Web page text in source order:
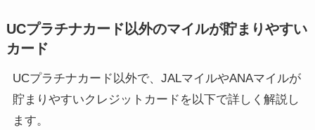
UCプラチナカード以外のマイルが貯まりやすい
カード
UCプラチナカード以外で、JALマイルやANAマイルが
貯まりやすいクレジットカードを以下で詳しく解説し
ます。